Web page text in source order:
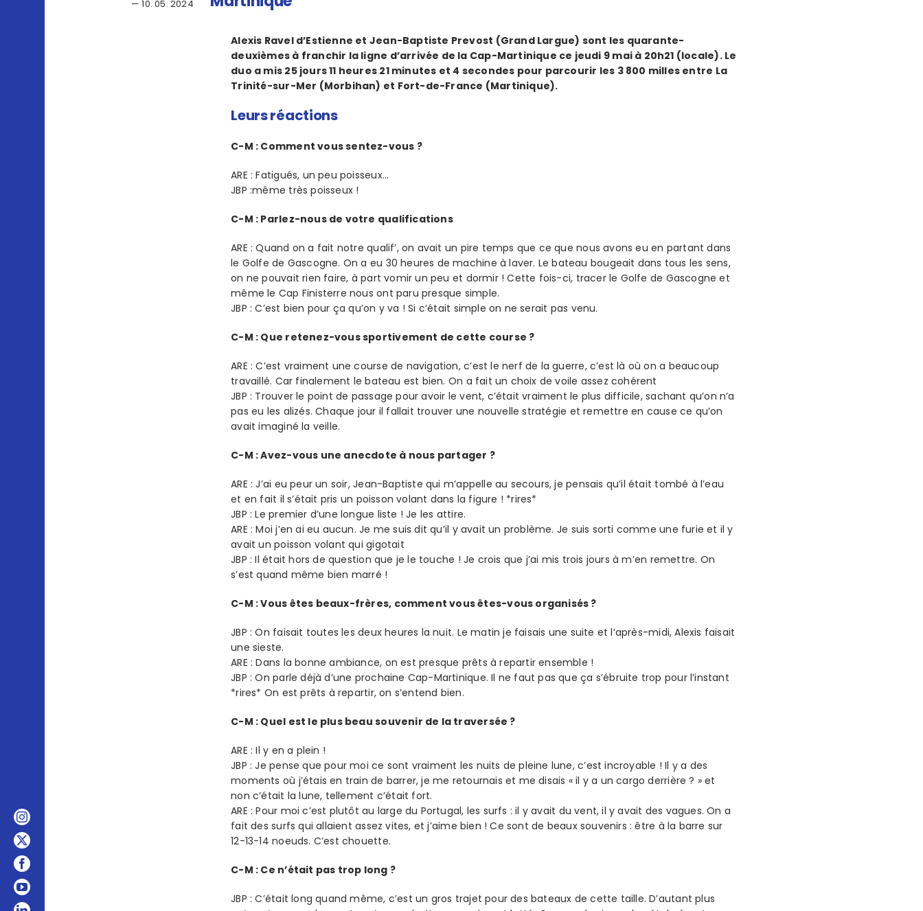
— 10. 05. 2024
Alexis Ravel d’Estienne et Jean-Baptiste Prevost (Grand Largue) sont les quarante-
deuxièmes à franchir la ligne d’arrivée de la Cap-Martinique ce jeudi 9 mai à 20h21 (locale). Le
duo a mis 25 jours 11 heures 21 minutes et 4 secondes pour parcourir les 3 800 milles entre La
Trinité-sur-Mer (Morbihan) et Fort-de-France (Martinique).
Leurs réactions
C-M : Comment vous sentez-vous ?
ARE : Fatigués, un peu poisseux…
JBP :même très poisseux !
C-M : Parlez-nous de votre qualifications
ARE : Quand on a fait notre qualif’, on avait un pire temps que ce que nous avons eu en partant dans
le Golfe de Gascogne. On a eu 30 heures de machine à laver. Le bateau bougeait dans tous les sens,
on ne pouvait rien faire, à part vomir un peu et dormir ! Cette fois-ci, tracer le Golfe de Gascogne et
même le Cap Finisterre nous ont paru presque simple.
JBP : C’est bien pour ça qu’on y va ! Si c’était simple on ne serait pas venu.
C-M : Que retenez-vous sportivement de cette course ?
ARE : C’est vraiment une course de navigation, c’est le nerf de la guerre, c’est là où on a beaucoup
travaillé. Car finalement le bateau est bien. On a fait un choix de voile assez cohérent
JBP : Trouver le point de passage pour avoir le vent, c’était vraiment le plus difficile, sachant qu’on n’a
pas eu les alizés. Chaque jour il fallait trouver une nouvelle stratégie et remettre en cause ce qu’on
avait imaginé la veille.
C-M : Avez-vous une anecdote à nous partager ?
ARE : J’ai eu peur un soir, Jean-Baptiste qui m’appelle au secours, je pensais qu’il était tombé à l’eau
et en fait il s’était pris un poisson volant dans la figure ! *rires*
JBP : Le premier d’une longue liste ! Je les attire.
ARE : Moi j’en ai eu aucun. Je me suis dit qu’il y avait un problème. Je suis sorti comme une furie et il y
avait un poisson volant qui gigotait
JBP : Il était hors de question que je le touche ! Je crois que j’ai mis trois jours à m’en remettre. On
s’est quand même bien marré !
C-M : Vous êtes beaux-frères, comment vous êtes-vous organisés ?
JBP : On faisait toutes les deux heures la nuit. Le matin je faisais une suite et l’après-midi, Alexis faisait
une sieste.
ARE : Dans la bonne ambiance, on est presque prêts à repartir ensemble !
JBP : On parle déjà d’une prochaine Cap-Martinique. Il ne faut pas que ça s’ébruite trop pour l’instant
*rires* On est prêts à repartir, on s’entend bien.
C-M : Quel est le plus beau souvenir de la traversée ?
ARE : Il y en a plein !
JBP : Je pense que pour moi ce sont vraiment les nuits de pleine lune, c’est incroyable ! Il y a des
moments où j’étais en train de barrer, je me retournais et me disais « il y a un cargo derrière ? » et
non c’était la lune, tellement c’était fort.
ARE : Pour moi c’est plutôt au large du Portugal, les surfs : il y avait du vent, il y avait des vagues. On a
fait des surfs qui allaient assez vites, et j’aime bien ! Ce sont de beaux souvenirs : être à la barre sur
12-13-14 noeuds. C’est chouette.
C-M : Ce n’était pas trop long ?
JBP : C’était long quand même, c’est un gros trajet pour des bateaux de cette taille. D’autant plus